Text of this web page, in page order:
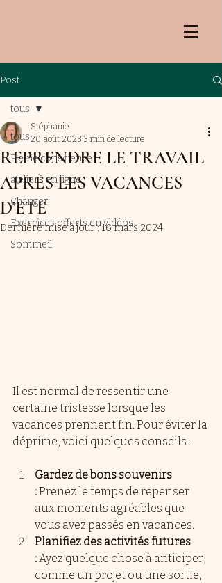
Post
tous
Pleine conscience
ateliers en ligne
Changer
Exercices offerts en vidéos
Sommeil
tous
REPRENDRE LE TRAVAIL
APRÈS LES VACANCES
D’ETE
Stéphanie
20 août 2023 3 min de lecture
Dernière mise à jour :16 mars 2024
Il est normal de ressentir une
certaine tristesse lorsque les
vacances prennent fin. Pour éviter la
déprime, voici quelques conseils :
Gardez de bons souvenirs
: Prenez le temps de repenser
aux moments agréables que
vous avez passés en vacances.
Planifiez des activités futures
: Ayez quelque chose à anticiper,
comme un projet ou une sortie,